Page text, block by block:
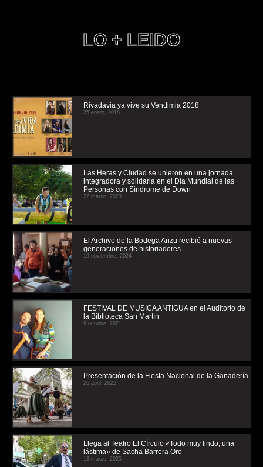
LO + LEIDO
Rivadavia ya vive su Vendimia 2018
25 enero, 2018
Las Heras y Ciudad se unieron en una jornada
integradora y solidaria en el Día Mundial de las
Personas con Síndrome de Down
22 marzo, 2023
El Archivo de la Bodega Arizu recibió a nuevas
generaciones de historiadores
19 noviembre, 2024
FESTIVAL DE MUSICA ANTIGUA en el Auditorio de
la Biblioteca San Martín
9 octubre, 2021
Presentación de la Fiesta Nacional de la Ganadería
26 abril, 2022
Llega al Teatro El CÍrculo «Todo muy lindo, una
lástima» de Sacha Barrera Oro
13 marzo, 2025